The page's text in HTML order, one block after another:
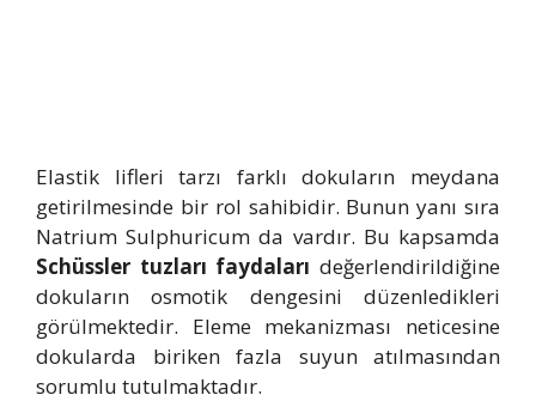
Elastik lifleri tarzı farklı dokuların meydana
getirilmesinde bir rol sahibidir. Bunun yanı sıra
Natrium Sulphuricum da vardır. Bu kapsamda
Schüssler tuzları faydaları değerlendirildiğine
dokuların osmotik dengesini düzenledikleri
görülmektedir. Eleme mekanizması neticesine
dokularda biriken fazla suyun atılmasından
sorumlu tutulmaktadır.